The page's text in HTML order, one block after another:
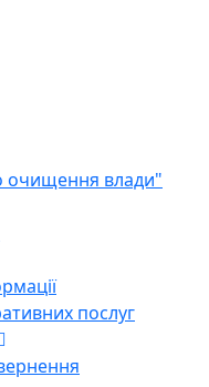
очищення влади"
послуг